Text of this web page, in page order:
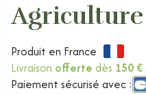
Produit en France
Livraison offerte dès 150 €
Paiement sécurisé avec :